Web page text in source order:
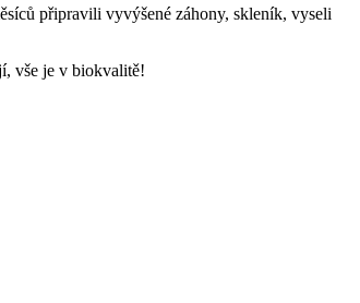
připravili vyvýšené záhony, skleník, vyseli
vše je v biokvalitě!